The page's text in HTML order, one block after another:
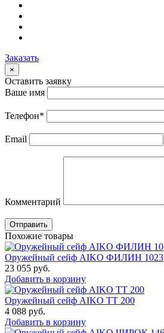
Заказать
×
Оставить заявку
Ваше имя
Телефон*
Email
Комментарий
Отправить
Похожие товары
Оружейный сейф AIKO ФИЛИН 1023
23 055 руб.
Добавить в корзину
Оружейный сейф AIKO TT 200
4 088 руб.
Добавить в корзину